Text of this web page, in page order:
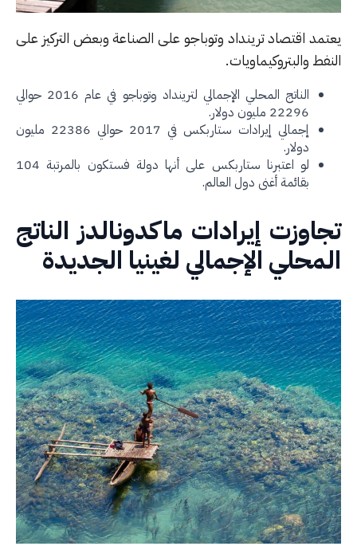
اقتصاد ترينداد وتوباجو على الصناعة وبعض التركيز على
والبتروكيماويات.
الناتج المحلي الإجمالي لترينداد وتوباجو في عام 2016 حوالي
22296 مليون دولار.
إجمالي إيرادات ستاربكس في 2017 حوالي 22386 مليون
لو اعتبرنا ستاربكس على أنها دولة فستكون بالمرتبة 104
بقائمة أغنى دول العالم.
إيرادات ماكدونالدز الناتج
الإجمالي لغينيا الجديدة